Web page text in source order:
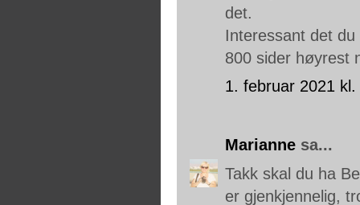
det.
Interessant det
800 sider høyrest
1. februar 2021 kl.
Marianne sa...
Takk skal du ha
er gjenkjennelig,